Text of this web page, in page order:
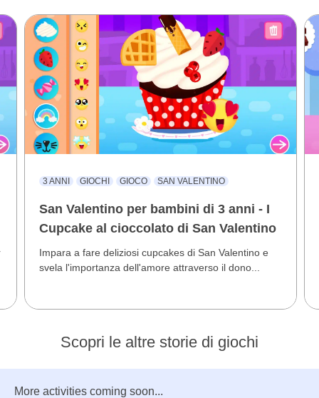
3 ANNI GIOCHI GIOCO SAN VALENTINO
San Valentino per bambini di 3 anni - I
Cupcake al cioccolato di San Valentino
Impara a fare deliziosi cupcakes di San Valentino e
svela l'importanza dell'amore attraverso il dono...
Scopri le altre storie di giochi
More activities coming soon...